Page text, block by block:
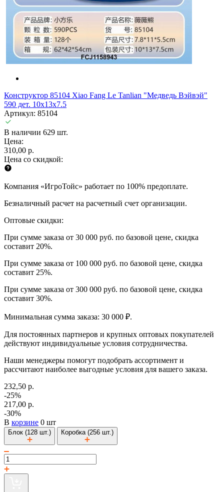
Конструктор 85104 Xiao Fang Le Tanlian "Медведь Вэйвэй"
590 дет. 10x13x7.5
Артикул: 85104
В наличии 629 шт.
Цена:
310,00 р.
Цена со скидкой:
Компания «ИгроТойс» работает по 100% предоплате.
Безналичный расчет на расчетный счет организации.
Оптовые скидки:
При сумме заказа от 30 000 руб. по базовой цене, скидка
составит 20%.
При сумме заказа от 100 000 руб. по базовой цене, скидка
составит 25%.
При сумме заказа от 300 000 руб. по базовой цене, скидка
составит 30%.
Минимальная сумма заказа: 30 000 ₽.
Для постоянных партнеров и крупных оптовых покупателей
действуют индивидуальные условия сотрудничества.
Наши менеджеры помогут подобрать ассортимент и
рассчитают наиболее выгодные условия для вашего заказа.
232,50 р.
-25%
217,00 р.
-30%
В корзине 0 шт
Блок (128 шт.) Коробка (256 шт.)